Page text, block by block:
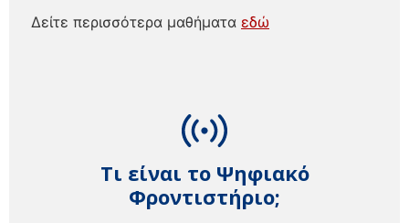
Τι είναι το Ψηφιακό
Φροντιστήριο;
Δείτε περισσότερα μαθήματα εδώ